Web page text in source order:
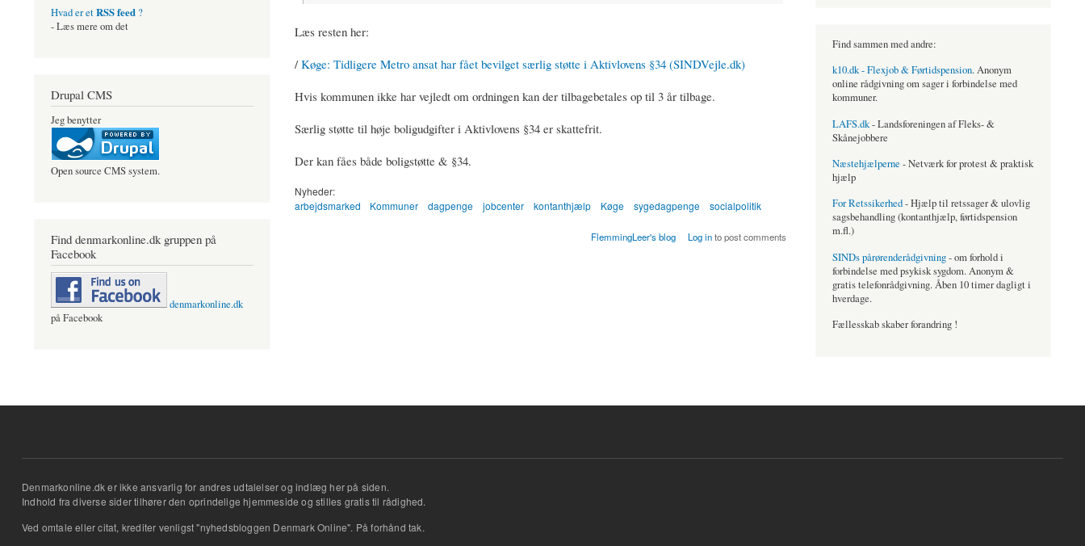
Læs resten her:
/Køge: Tidligere Metro ansat har fået bevilget særlig støtte i Aktivlovens §34 (SINDVejle.dk)
Hvis kommunen ikke har vejledt om ordningen kan der tilbagebetales op til 3 år tilbage.
Særlig støtte til høje boligudgifter i Aktivlovens §34 er skattefrit.
Der kan fåes både boligstøtte & §34.
Nyheder:
arbejdsmarked
Kommuner dagpenge jobcenter kontanthjælp Køge sygedagpenge socialpolitik
FlemmingLeer's blog Log into post comments
Hvad er etRSS feed ?
- Læs mere om det
Drupal CMS
Jeg benytter
Open source CMS system.
Find denmarkonline.dk gruppen på
Facebook
denmarkonline.dk
på Facebook
Find sammen med andre:
k10.dk - Flexjob & Førtidspension. Anonym
online rådgivning om sager i forbindelse med
kommuner.
LAFS.dk- Landsforeningen af Fleks- &
Skånejobbere
Næstehjælperne - Netværk for protest & praktisk
hjælp
For Retssikerhed- Hjælp til retssager & ulovlig
sagsbehandling (kontanthjælp, førtidspension
m.fl.)
SINDs pårørenderådgivning- om forhold i
forbindelse med psykisk sygdom. Anonym &
gratis telefonrådgivning. Åben 10 timer dagligt i
hverdage.
Fællesskab skaber forandring !
Denmarkonline.dk er ikke ansvarlig for andres udtalelser og indlæg her på siden.
Indhold fra diverse sider tilhører den oprindelige hjemmeside og stilles gratis til rådighed.
Ved omtale eller citat, krediter venligst "nyhedsbloggen Denmark Online". På forhånd tak.